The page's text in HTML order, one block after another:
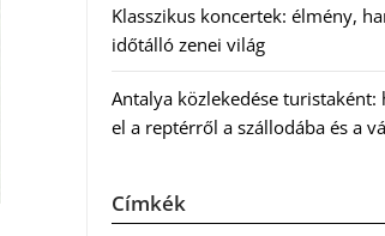
Klasszikus koncertek: élmény,
időtálló zenei világ
Antalya közlekedése turistaként:
el a reptérről a szállodába és a
Címkék